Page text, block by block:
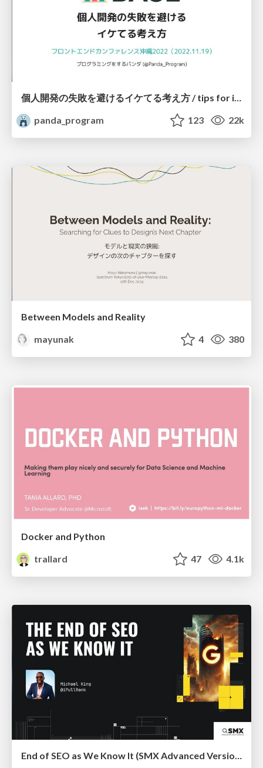
個人開発の失敗を避けるイケてる考え方 / tips for indie hackers
panda_program
123 22k
Between Models and Reality
mayunak
4 380
Docker and Python
trallard
47 4.1k
End of SEO as We Know It (SMX Advanced Version)